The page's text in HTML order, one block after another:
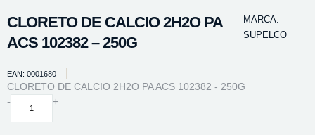
CLORETO DE CALCIO 2H2O PA
ACS 102382 – 250G
MARCA:
SUPELCO
EAN: 0001680
CLORETO DE CALCIO 2H2O PA ACS 102382 - 250G
-
CLORETO
+